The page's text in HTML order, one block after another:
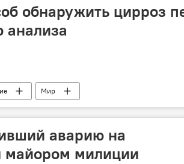
обнаружить цирроз
анализа
Мир
аварию на
майором милиции